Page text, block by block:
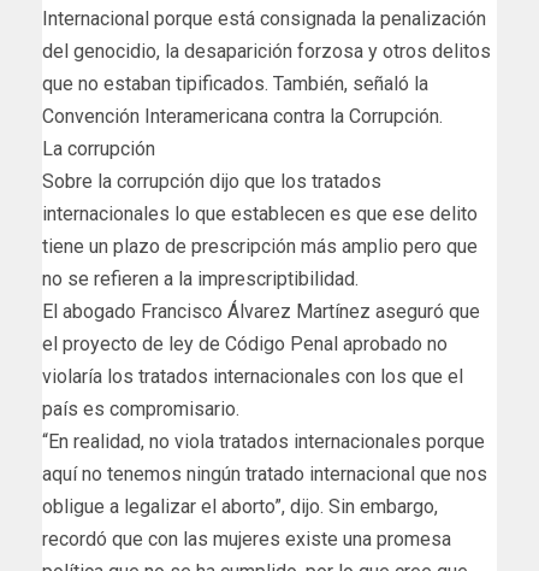
Internacional porque está consignada la penalización
del genocidio, la desaparición forzosa y otros delitos
que no estaban tipificados. También, señaló la
Convención Interamericana contra la Corrupción.
La corrupción
Sobre la corrupción dijo que los tratados
internacionales lo que establecen es que ese delito
tiene un plazo de prescripción más amplio pero que
no se refieren a la imprescriptibilidad.
El abogado Francisco Álvarez Martínez aseguró que
el proyecto de ley de Código Penal aprobado no
violaría los tratados internacionales con los que el
país es compromisario.
“En realidad, no viola tratados internacionales porque
aquí no tenemos ningún tratado internacional que nos
obligue a legalizar el aborto”, dijo. Sin embargo,
recordó que con las mujeres existe una promesa